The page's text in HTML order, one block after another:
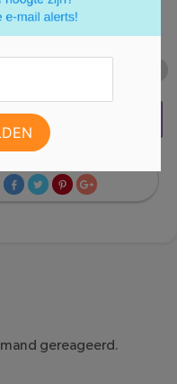
gereageerd.